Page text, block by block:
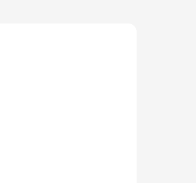
技術，質量控制，客戶服